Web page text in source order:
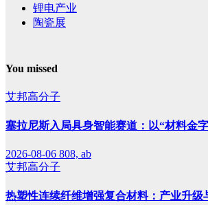
锂电产业
陶瓷展
You missed
艾邦高分子
塞拉尼斯入局具身智能赛道：以“材料金
2026-08-06 808, ab
艾邦高分子
热塑性连续纤维增强复合材料：产业升级